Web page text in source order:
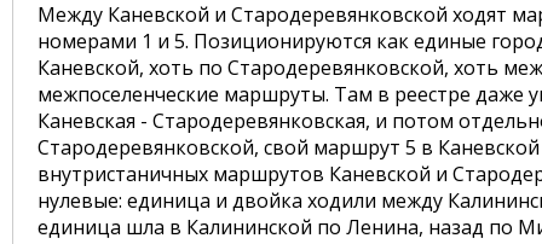
Между Каневской и Стародеревянковской ходят
номерами 1 и 5. Позиционируются как единые
Каневской, хоть по Стародеревянковской, хоть
межпоселенческие маршруты. Там в реестре даже
Каневская - Стародеревянковская, и потом
Стародеревянковской, свой маршрут 5 в
внутристаничных маршрутов Каневской и
нулевые: единица и двойка ходили между
единица шла в Калининской по Ленина, назад по